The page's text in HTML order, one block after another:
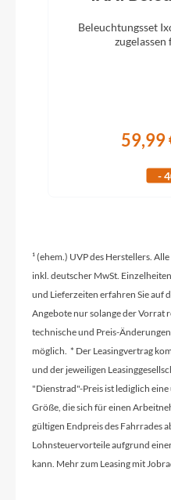
Shimano XT Di2
Electronic
ACID MTB
Beleuchtungsset
zugelassen
59,99
-
¹ (ehem.) UVP des Herstellers.
inkl. deutscher MwSt.
und Lieferzeiten erfahren Sie auf
Angebote nur solange der Vorrat
technische und Preis-
möglich. * Der Leasingvertrag
und der jeweiligen
"Dienstrad"-Preis ist lediglich
Größe, die sich für einen
gültigen Endpreis des Fahrrades
Lohnsteuervorteile aufgrund
kann. Mehr zum Leasing mit